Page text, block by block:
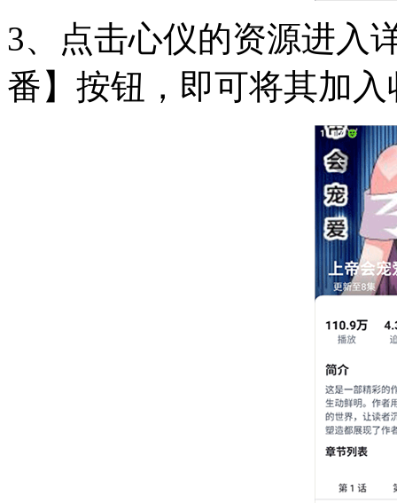
3、点击心仪的资源进入
番】按钮，即可将其加